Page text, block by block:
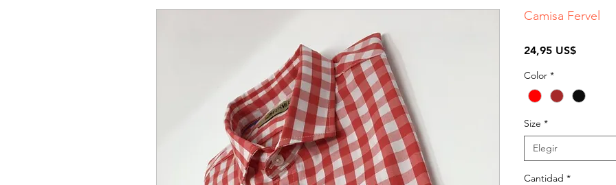
Camisa Fervel
24,95 US$Precio
Color *
Size *
Elegir
Cantidad *